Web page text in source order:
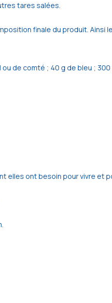
tares salées.
finale du produit. Ainsi
de comté ; 40 g de bleu ;
elles ont besoin pour vivre et